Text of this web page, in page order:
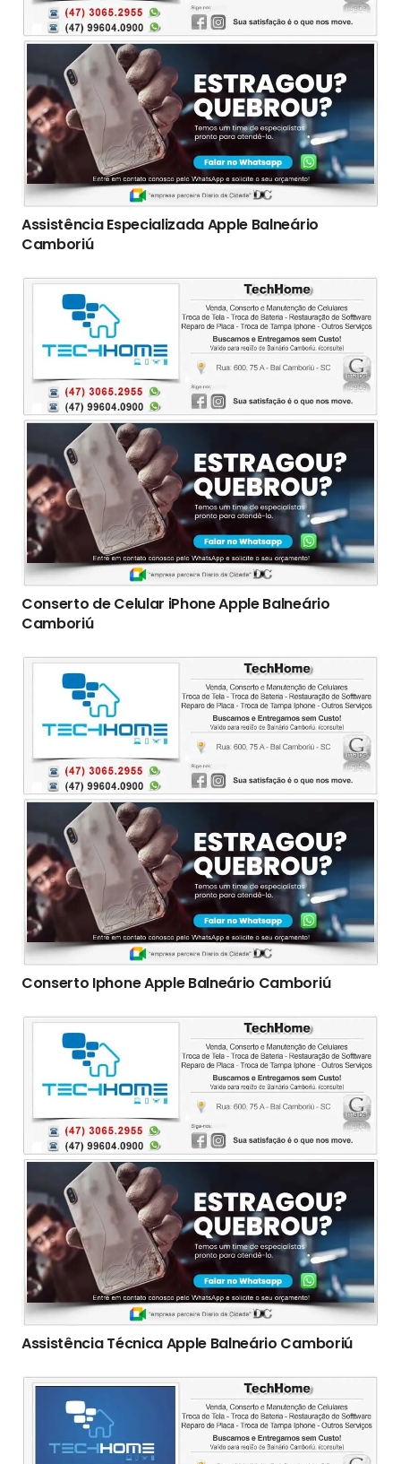
Assistência Especializada Apple Balneário
Camboriú
Conserto de Celular iPhone Apple Balneário
Camboriú
Conserto Iphone Apple Balneário Camboriú
Assistência Técnica Apple Balneário Camboriú